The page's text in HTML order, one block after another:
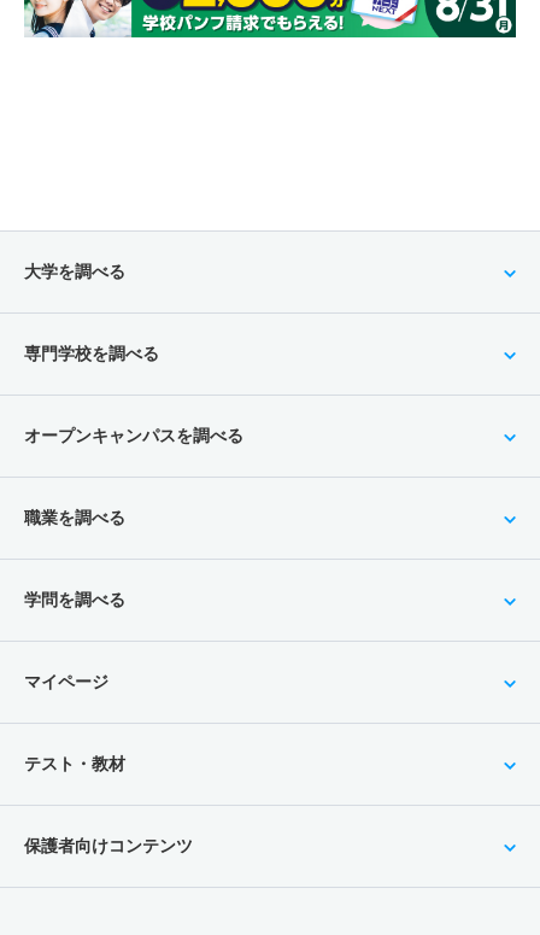
大学を調べる
専門学校を調べる
オープンキャンパスを調べる
職業を調べる
学問を調べる
マイページ
テスト・教材
保護者向けコンテンツ